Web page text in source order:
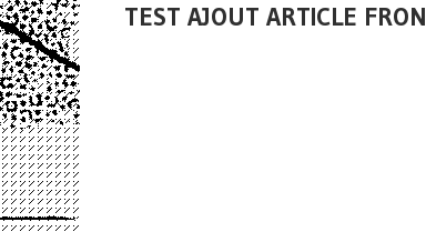
TEST AJOUT ARTICLE